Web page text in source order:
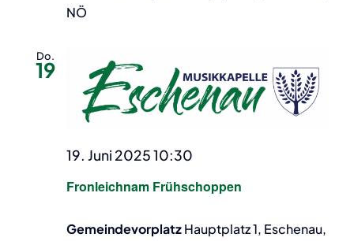
NÖ
Do.
19
Fronleichnam Frühschoppen
19. Juni 2025 10:30
GemeindevorplatzHauptplatz 1, Eschenau,